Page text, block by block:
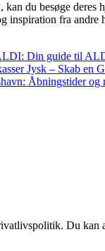
du besøge deres
inspiration fra
Din guide til
Jysk – Skab en
Åbningstider og
Du kan